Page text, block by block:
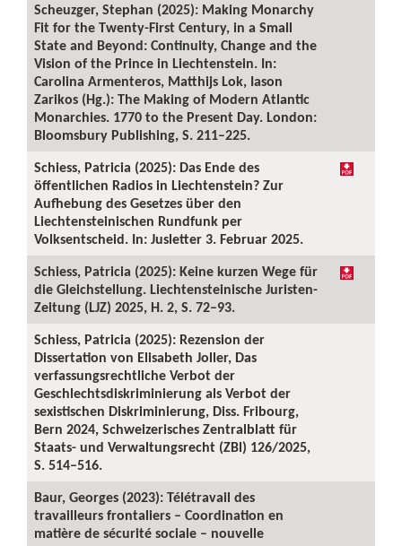
Scheuzger, Stephan (2025): Making Monarchy
Fit for the Twenty-First Century, in a Small
State and Beyond: Continuity, Change and the
Vision of the Prince in Liechtenstein. In:
Carolina Armenteros, Matthijs Lok, Iason
Zarikos (Hg.): The Making of Modern Atlantic
Monarchies. 1770 to the Present Day. London:
Bloomsbury Publishing, S. 211–225.
Schiess, Patricia (2025): Das Ende des
öffentlichen Radios in Liechtenstein? Zur
Aufhebung des Gesetzes über den
Liechtensteinischen Rundfunk per
Volksentscheid. In: Jusletter 3. Februar 2025.
Schiess, Patricia (2025): Keine kurzen Wege für
die Gleichstellung. Liechtensteinische Juristen-
Zeitung (LJZ) 2025, H. 2, S. 72–93.
Schiess, Patricia (2025): Rezension der
Dissertation von Elisabeth Joller, Das
verfassungsrechtliche Verbot der
Geschlechtsdiskriminierung als Verbot der
sexistischen Diskriminierung, Diss. Fribourg,
Bern 2024, Schweizerisches Zentralblatt für
Staats- und Verwaltungsrecht (ZBl) 126/2025,
S. 514–516.
Baur, Georges (2023): Télétravail des
travailleurs frontaliers – Coordination en
matière de sécurité sociale – nouvelle